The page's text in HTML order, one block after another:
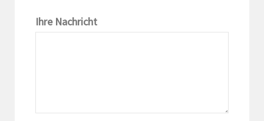
Ihre Nachricht